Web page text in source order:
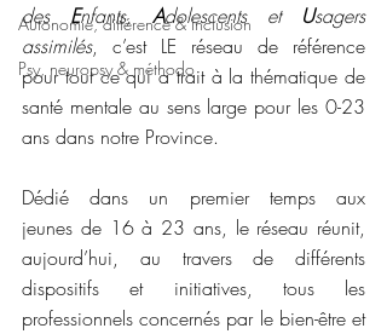
Autonomie, différence & inclusion
Psy, neuropsy & méthodo
des Enfants, Adolescents et Usagers
assimilés, c’est LE réseau de référence
pour tout ce qui a trait à la thématique de
santé mentale au sens large pour les 0-23
ans dans notre Province.
Dédié dans un premier temps aux
jeunes de 16 à 23 ans, le réseau réunit,
aujourd’hui, au travers de différents
dispositifs et initiatives, tous les
professionnels concernés par le bien-être et